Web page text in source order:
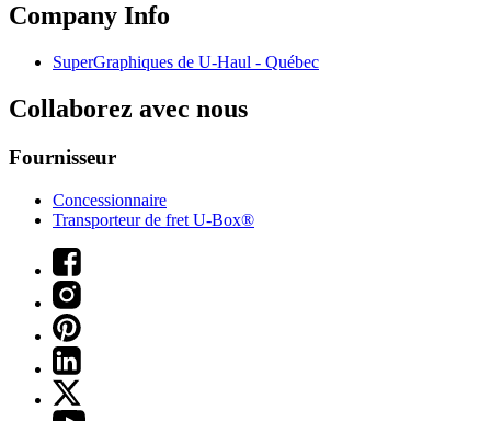
Company Info
SuperGraphiques de U-Haul - Québec
Collaborez avec nous
Fournisseur
Concessionnaire
Transporteur de fret U-Box®